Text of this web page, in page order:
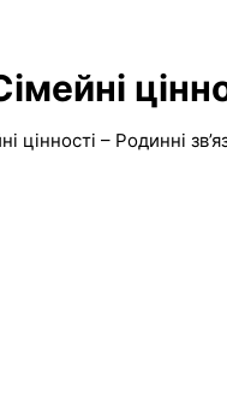
цінності – Родинні